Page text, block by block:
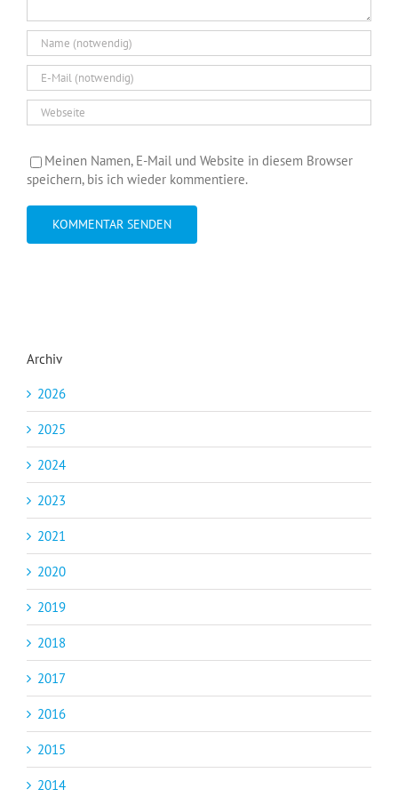
Meinen Namen, E-Mail und Website in diesem Browser
speichern, bis ich wieder kommentiere.
Archiv
2026
2025
2024
2023
2021
2020
2019
2018
2017
2016
2015
2014